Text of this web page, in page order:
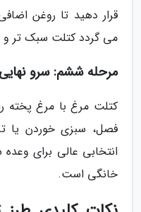
قرار دهید تا روغن
می گردد کتلت سبک تر و
مرحله ششم: سرو نهایی
کتلت مرغ با مرغ پخته
فصل، سبزی خوردن یا
انتخابی عالی برای
خانگی است.